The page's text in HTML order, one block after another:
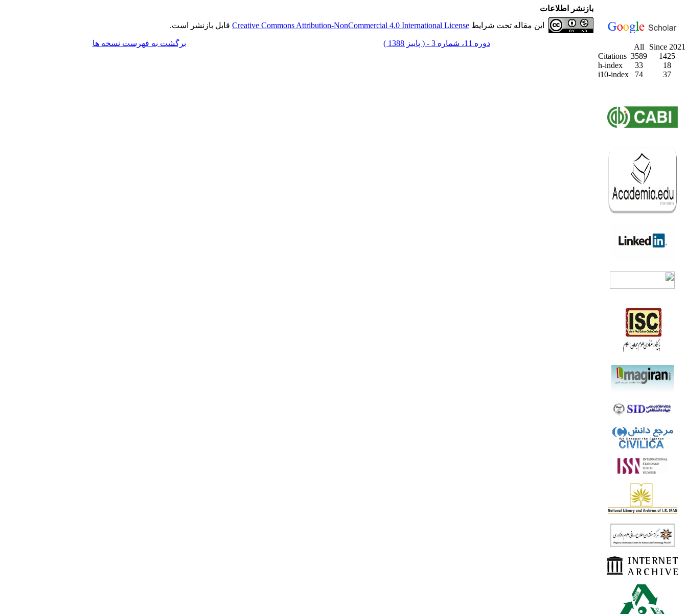
All
Since 2021
Citations 3589
1425
h-index
33
18
i10-index
74 37
بازنشر اطلاعات
این مقاله تحت شرایط Creative Commons Attribution-NonCommercial 4.0 International License قابل بازنشر است.
دوره 11، شماره 3 - ( پاييز 1388 ) برگشت به فهرست نسخه ها